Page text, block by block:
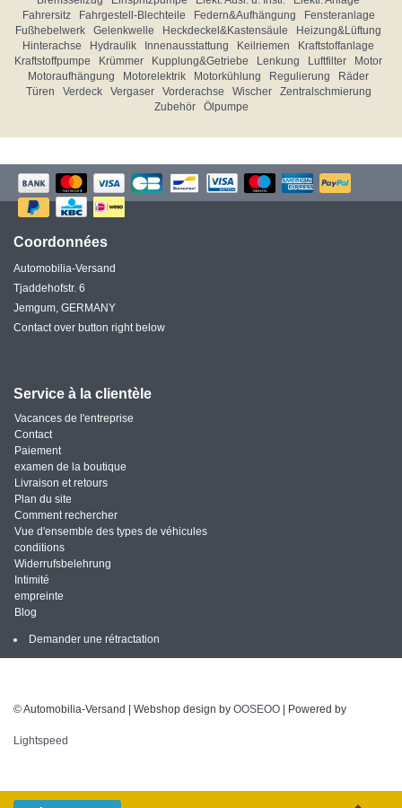
Fahrersitz
Fahrgestell-Blechteile Federn&Aufhängung
Fensteranlage
Fußhebelwerk
Gelenkwelle Heckdeckel&Kastensäule
Heizung&Lüftung
Hinterachse
Hydraulik Innenausstattung Keilriemen
Kraftstoffanlage
Kraftstoffpumpe
Krümmer Kupplung&Getriebe Lenkung Luftfilter
Motor
Motoraufhängung
Motorelektrik Motorkühlung Regulierung
Räder
Türen
Verdeck Vergaser Vorderachse Wischer
Zentralschmierung
Zubehör
Ölpumpe
Coordonnées
Automobilia-Versand
Tjaddehofstr. 6
Jemgum, GERMANY
Contact over button right below
Service à la clientèle
Vacances de l'entreprise
Contact
Paiement
examen de la boutique
Livraison et retours
Plan du site
Comment rechercher
Vue d'ensemble des types de véhicules
conditions
Widerrufsbelehrung
Intimité
empreinte
Blog
Demander une rétractation
© Automobilia-Versand | Webshop design by OOSEOO | Powered by
Lightspeed